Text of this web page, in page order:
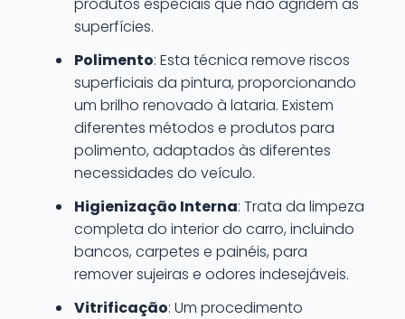
superfícies.
Polimento: Esta técnica remove riscos
superficiais da pintura, proporcionando
um brilho renovado à lataria. Existem
diferentes métodos e produtos para
polimento, adaptados às diferentes
necessidades do veículo.
Higienização Interna: Trata da limpeza
completa do interior do carro, incluindo
bancos, carpetes e painéis, para
remover sujeiras e odores indesejáveis.
Vitrificação: Um procedimento